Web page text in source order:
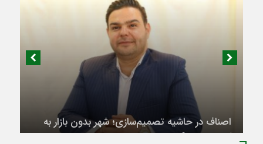
اصناف در حاشیه تصمیم‌سازی؛ شهر بدون بازار به
کجا می‌رسد؟